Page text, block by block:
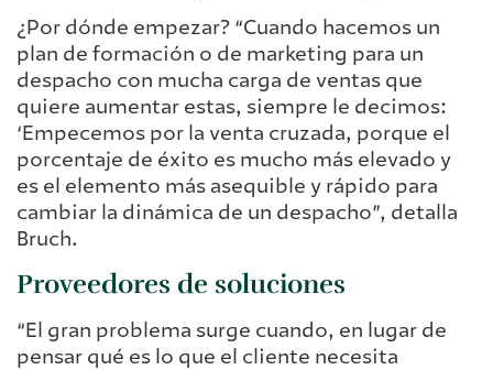
¿Por dónde empezar? “Cuando hacemos un
plan de formación o de marketing para un
despacho con mucha carga de ventas que
quiere aumentar estas, siempre le decimos:
‘Empecemos por la venta cruzada, porque el
porcentaje de éxito es mucho más elevado y
es el elemento más asequible y rápido para
cambiar la dinámica de un despacho”, detalla
Bruch.
Proveedores de soluciones
“El gran problema surge cuando, en lugar de
pensar qué es lo que el cliente necesita